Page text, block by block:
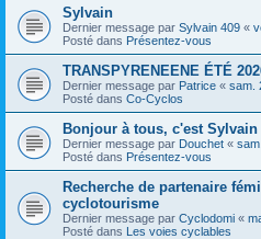
Sylvain
Dernier message par Sylvain 409 «
Posté dans Présentez-vous
TRANSPYRENEENE ÉTÉ
Dernier message par Patrice « sam.
Posté dans Co-Cyclos
Bonjour à tous, c'est Sylvain
Dernier message par Douchet «
Posté dans Présentez-vous
Recherche de partenaire
cyclotourisme
Dernier message par Cyclodomi «
Posté dans Les voies cyclables